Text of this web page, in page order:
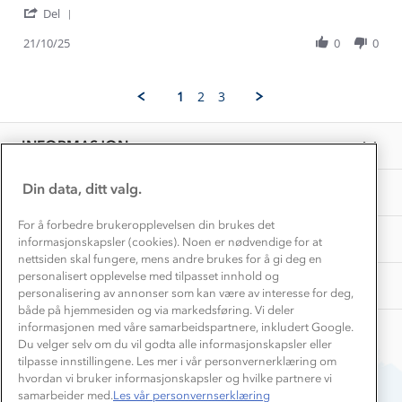
Hege
on
Fjelltopp
Del
21
2025
21/10/25 0 0
1 2 3
INFORMASJON
Kundeklubb
Bedrift, barnehage og SFO
Presse
OM OSS
Samarbeide med oss?
TIPS OG RÅD
Gravidklær
Hvordan velge riktig turtøy?
Store størrelser
Turmat oppskrifter
Beredskap
AKTIVITETER
Norgesferie 🇳🇴
Få turinspirasjon og tips her⛰
Overnatte utendørs⛺
Leirskole 🥾
Barnehageansatt
Tips til hyttetur
Din data, ditt valg.
For å forbedre brukeropplevelsen din brukes det
informasjonskapsler (cookies). Noen er nødvendige for at
nettsiden skal fungere, mens andre brukes for å gi deg en
personalisert opplevelse med tilpasset innhold og
personalisering av annonser som kan være av interesse for deg,
både på hjemmesiden og via markedsføring. Vi deler
informasjonen med våre samarbeidspartnere, inkludert Google.
Du velger selv om du vil godta alle informasjonskapsler eller
tilpasse innstillingene. Les mer i vår personvernerklæring om
hvordan vi bruker informasjonskapsler og hvilke partnere vi
samarbeider med.Les vår personvernserklæring